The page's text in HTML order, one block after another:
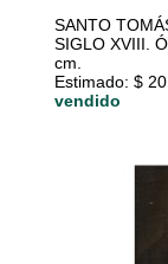
SANTO
SIGLO XVIII.
cm.
Estimado: $
vendido